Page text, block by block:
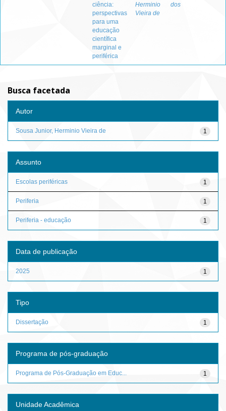
ciência:
perspectivas
para uma
educação
científica
marginal e
periférica
Herminio
Vieira de
dos
Busca facetada
Autor
1
Sousa Junior, Herminio Vieira de
Assunto
1
Escolas periféricas
1
Periferia
1
Periferia - educação
Data de publicação
1
2025
Tipo
1
Dissertação
Programa de pós-graduação
1
Programa de Pós-Graduação em Educ...
Unidade Acadêmica